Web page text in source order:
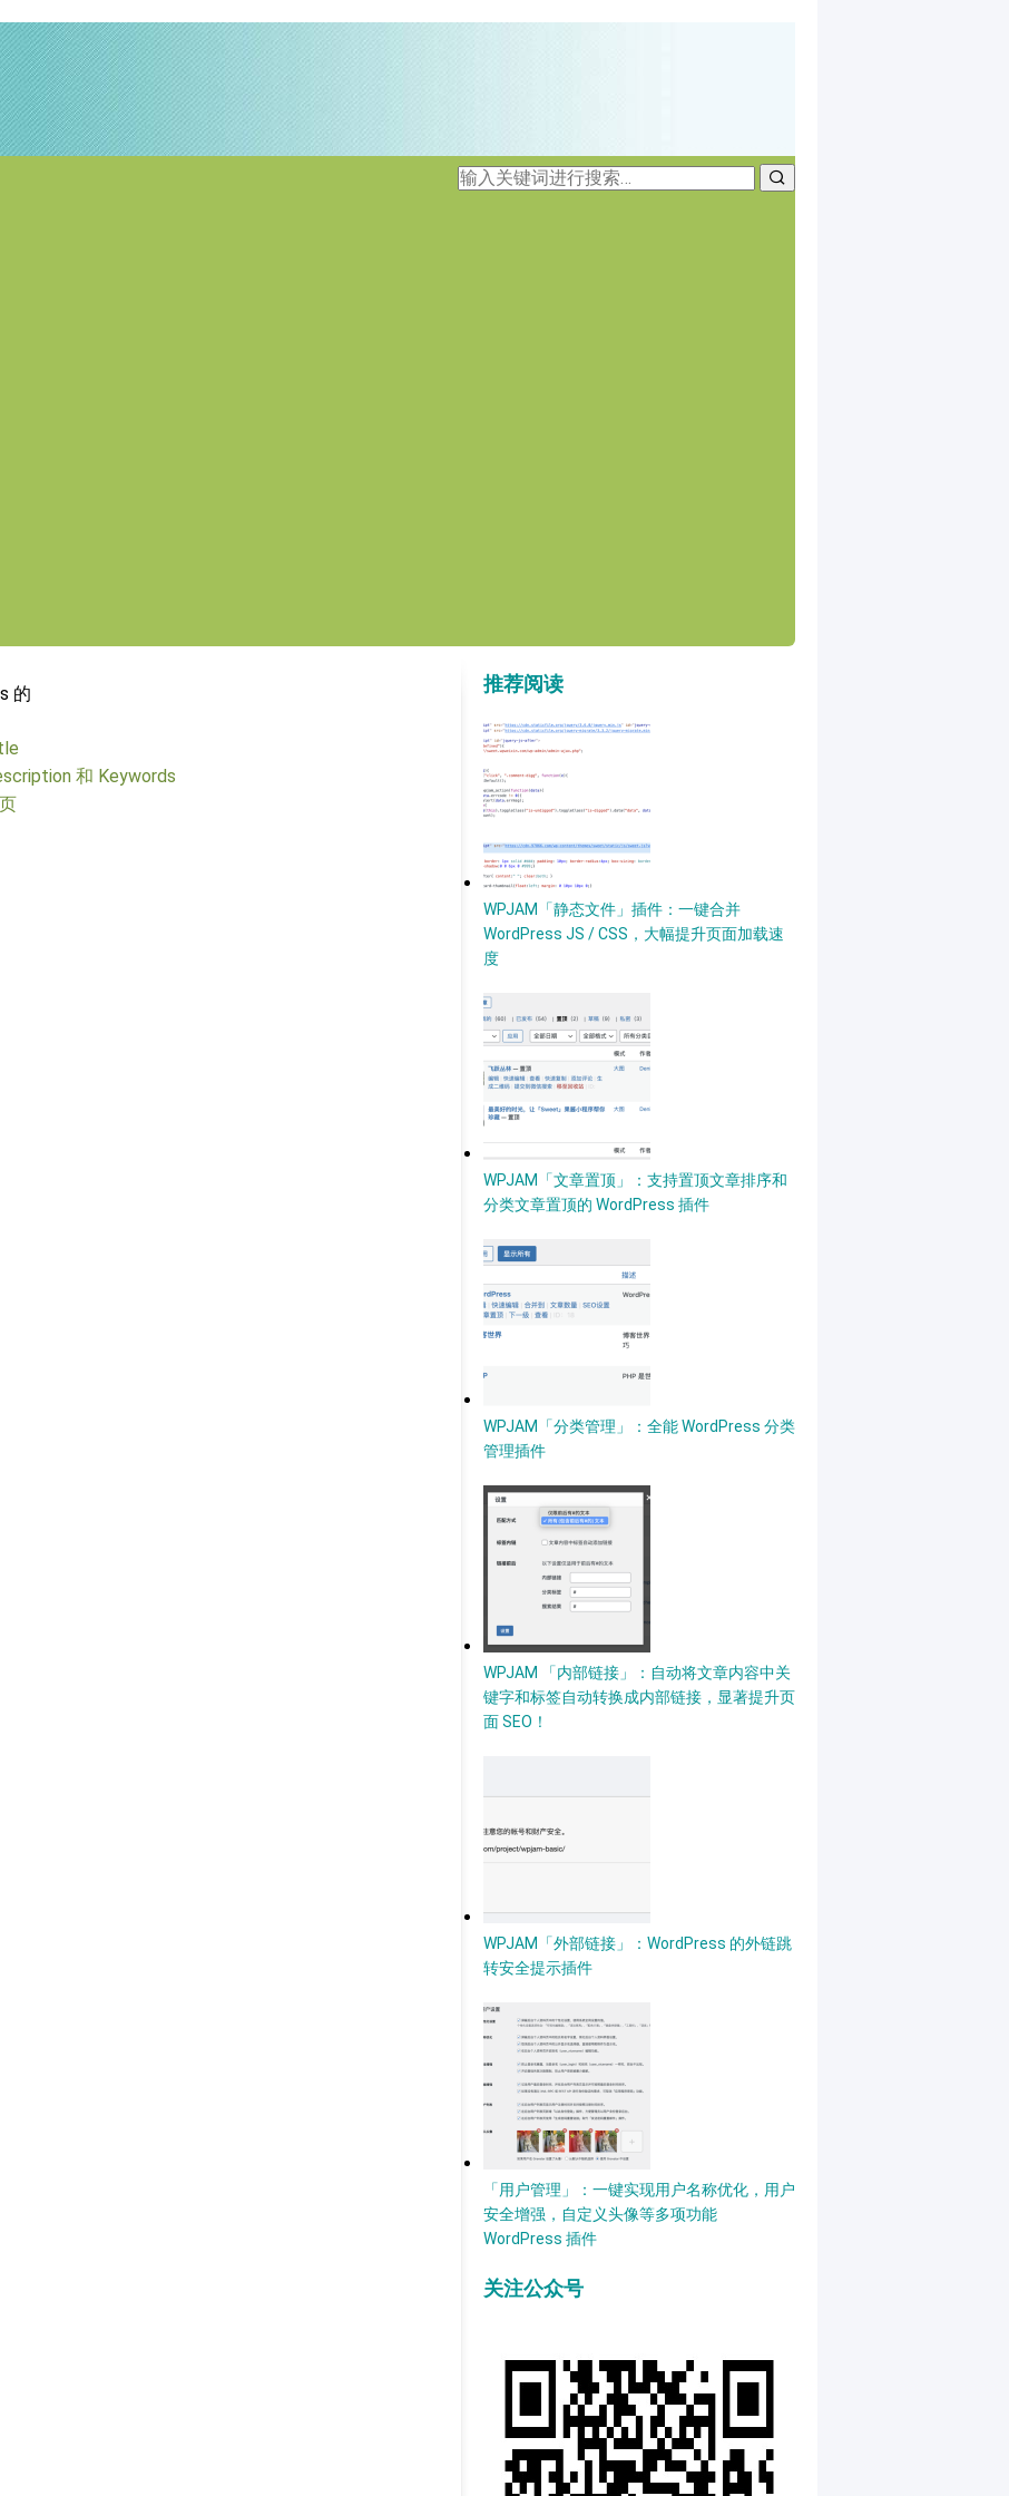
的
和 Keywords
推荐阅读
WPJAM「静态文件」插件：一键合并
WordPress JS / CSS，大幅提升页面加载速
度
WPJAM「文章置顶」：支持置顶文章排序和
分类文章置顶的 WordPress 插件
WPJAM「分类管理」：全能 WordPress 分类
管理插件
WPJAM 「内部链接」：自动将文章内容中关
键字和标签自动转换成内部链接，显著提升页
面 SEO！
WPJAM「外部链接」：WordPress 的外链跳
转安全提示插件
「用户管理」：一键实现用户名称优化，用户
安全增强，自定义头像等多项功能
WordPress 插件
关注公众号